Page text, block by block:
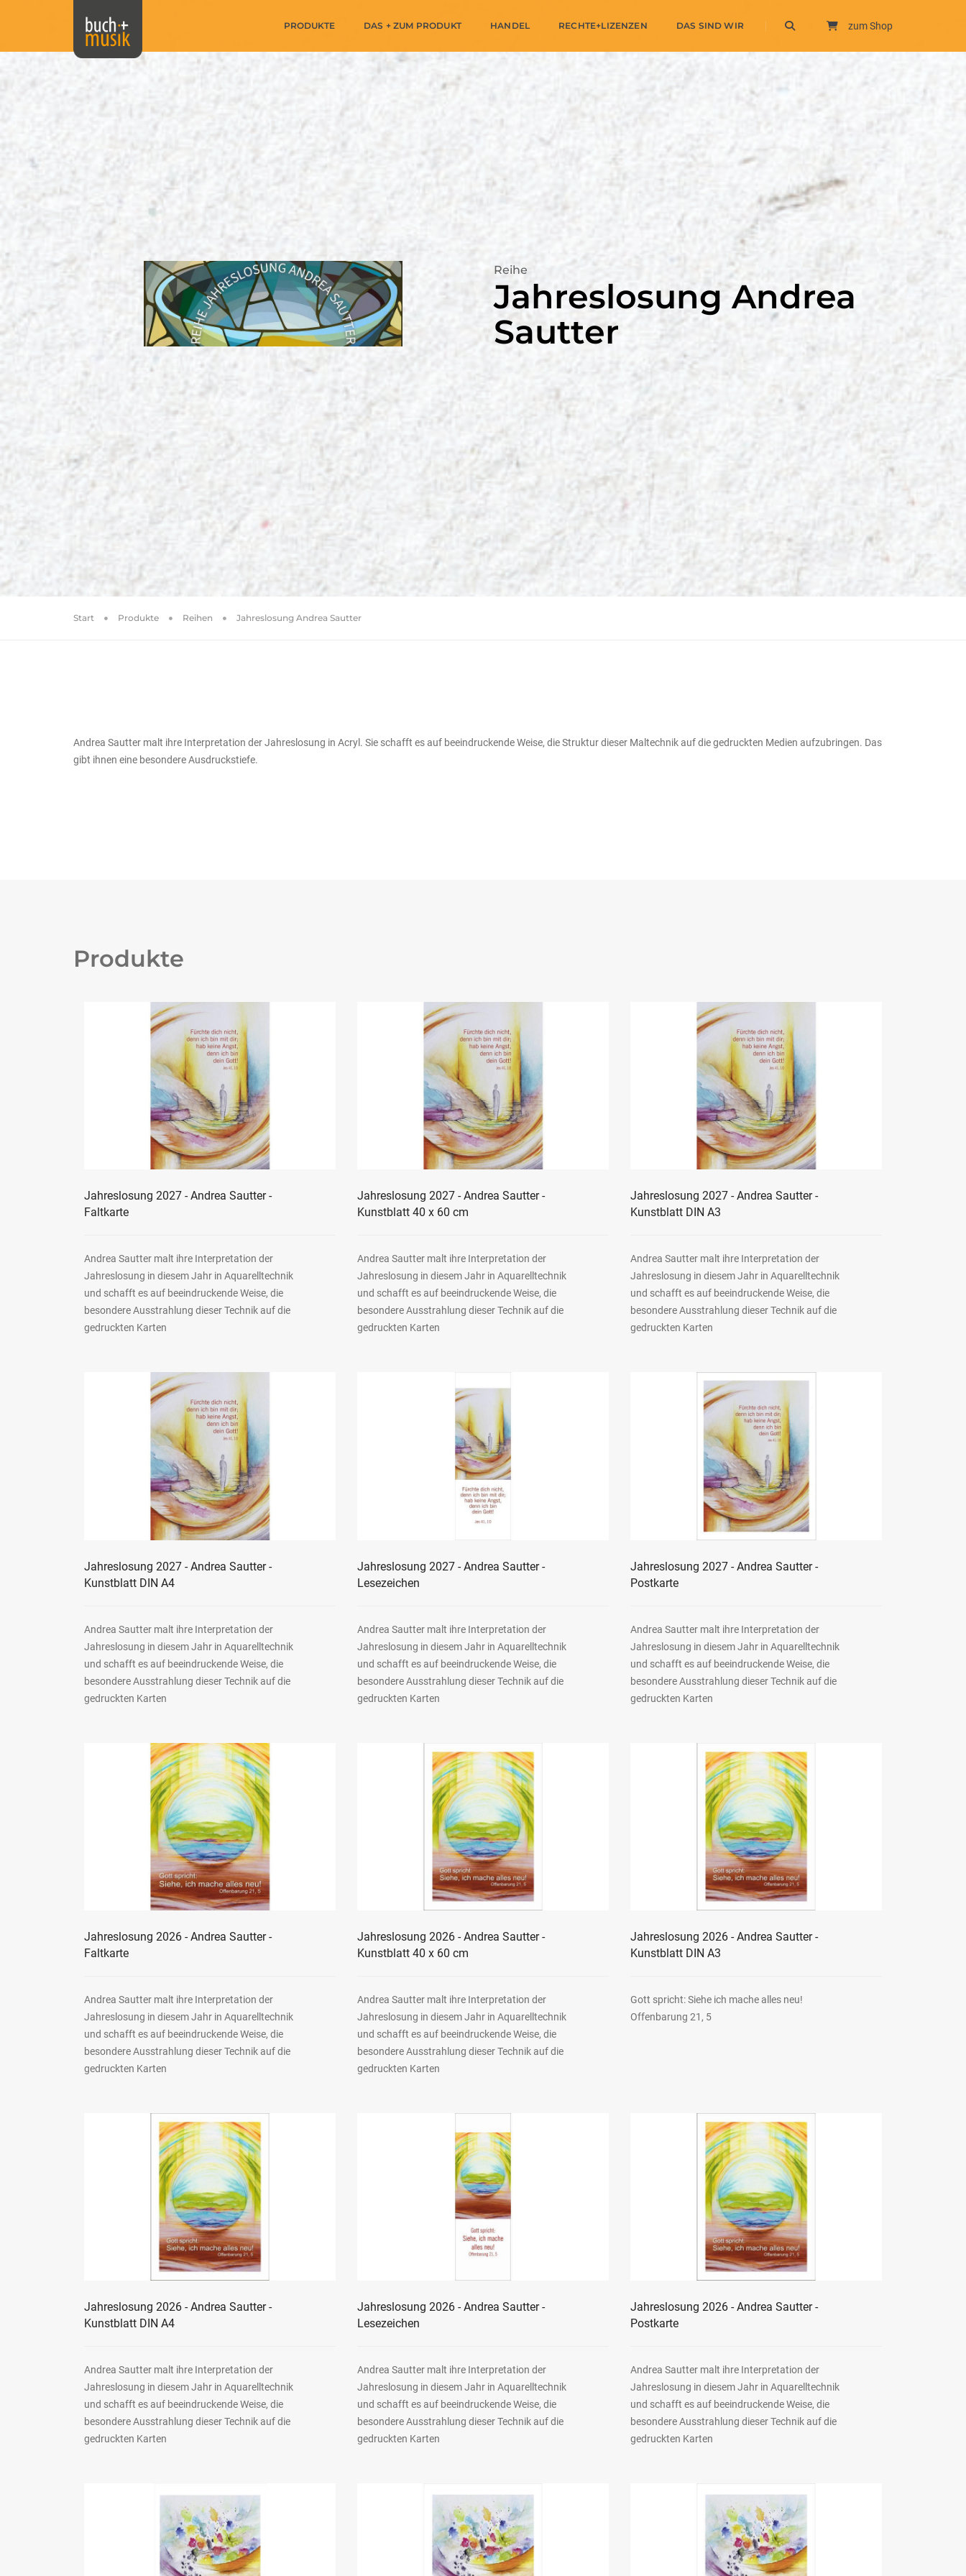
PRODUKTE DAS + ZUM PRODUKT HANDEL RECHTE+LIZENZEN DAS SIND WIR zum Shop
Reihe
Jahreslosung Andrea
Sautter
Start Produkte Reihen Jahreslosung Andrea Sautter
Andrea Sautter malt ihre Interpretation der Jahreslosung in Acryl. Sie schafft es auf beeindruckende Weise, die Struktur dieser Maltechnik auf die gedruckten Medien aufzubringen. Das
gibt ihnen eine besondere Ausdruckstiefe.
Produkte
Jahreslosung 2027 - Andrea Sautter -
Faltkarte
Andrea Sautter malt ihre Interpretation der
Jahreslosung in diesem Jahr in Aquarelltechnik
und schafft es auf beeindruckende Weise, die
besondere Ausstrahlung dieser Technik auf die
gedruckten Karten
Jahreslosung 2027 - Andrea Sautter -
Kunstblatt 40 x 60 cm
Andrea Sautter malt ihre Interpretation der
Jahreslosung in diesem Jahr in Aquarelltechnik
und schafft es auf beeindruckende Weise, die
besondere Ausstrahlung dieser Technik auf die
gedruckten Karten
Jahreslosung 2027 - Andrea Sautter -
Kunstblatt DIN A3
Andrea Sautter malt ihre Interpretation der
Jahreslosung in diesem Jahr in Aquarelltechnik
und schafft es auf beeindruckende Weise, die
besondere Ausstrahlung dieser Technik auf die
gedruckten Karten
Jahreslosung 2027 - Andrea Sautter -
Kunstblatt DIN A4
Andrea Sautter malt ihre Interpretation der
Jahreslosung in diesem Jahr in Aquarelltechnik
und schafft es auf beeindruckende Weise, die
besondere Ausstrahlung dieser Technik auf die
gedruckten Karten
Jahreslosung 2027 - Andrea Sautter -
Lesezeichen
Andrea Sautter malt ihre Interpretation der
Jahreslosung in diesem Jahr in Aquarelltechnik
und schafft es auf beeindruckende Weise, die
besondere Ausstrahlung dieser Technik auf die
gedruckten Karten
Jahreslosung 2027 - Andrea Sautter -
Postkarte
Andrea Sautter malt ihre Interpretation der
Jahreslosung in diesem Jahr in Aquarelltechnik
und schafft es auf beeindruckende Weise, die
besondere Ausstrahlung dieser Technik auf die
gedruckten Karten
Jahreslosung 2026 - Andrea Sautter -
Faltkarte
Andrea Sautter malt ihre Interpretation der
Jahreslosung in diesem Jahr in Aquarelltechnik
und schafft es auf beeindruckende Weise, die
besondere Ausstrahlung dieser Technik auf die
gedruckten Karten
Jahreslosung 2026 - Andrea Sautter -
Kunstblatt 40 x 60 cm
Andrea Sautter malt ihre Interpretation der
Jahreslosung in diesem Jahr in Aquarelltechnik
und schafft es auf beeindruckende Weise, die
besondere Ausstrahlung dieser Technik auf die
gedruckten Karten
Jahreslosung 2026 - Andrea Sautter -
Kunstblatt DIN A3
Gott spricht: Siehe ich mache alles neu!
Offenbarung 21, 5
Jahreslosung 2026 - Andrea Sautter -
Kunstblatt DIN A4
Andrea Sautter malt ihre Interpretation der
Jahreslosung in diesem Jahr in Aquarelltechnik
und schafft es auf beeindruckende Weise, die
besondere Ausstrahlung dieser Technik auf die
gedruckten Karten
Jahreslosung 2026 - Andrea Sautter -
Lesezeichen
Andrea Sautter malt ihre Interpretation der
Jahreslosung in diesem Jahr in Aquarelltechnik
und schafft es auf beeindruckende Weise, die
besondere Ausstrahlung dieser Technik auf die
gedruckten Karten
Jahreslosung 2026 - Andrea Sautter -
Postkarte
Andrea Sautter malt ihre Interpretation der
Jahreslosung in diesem Jahr in Aquarelltechnik
und schafft es auf beeindruckende Weise, die
besondere Ausstrahlung dieser Technik auf die
gedruckten Karten